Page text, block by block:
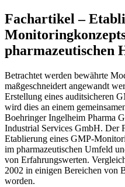
Fachartikel –
pharmazeutischen
Betrachtet werden bewährte
maßgeschneidert angewandt
Erstellung eines auditsicheren
wird dies an einem
Boehringer Ingelheim Pharma
Industrial Services GmbH. Der
Etablierung eines GMP-
im pharmazeutischen Umfeld
von Erfahrungswerten.
2002 in einigen Bereichen von
worden.